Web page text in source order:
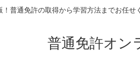
普通免許の取得から学習方法までお任
普通免許オン